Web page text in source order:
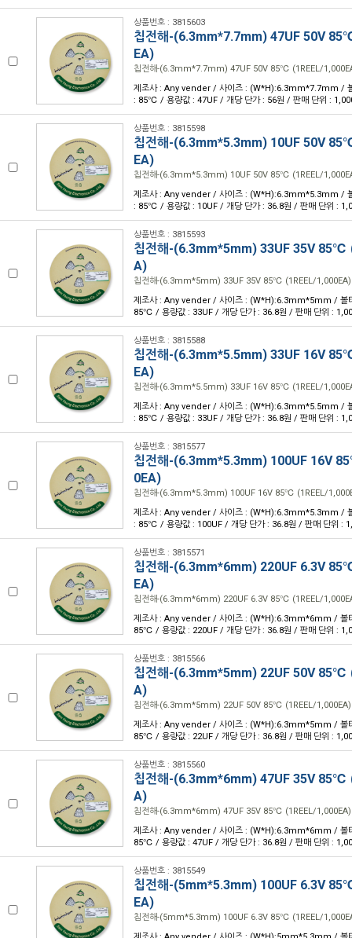
상품번호 : 3815603
칩전해-(6.3mm*7.7mm) 47UF 50V
EA)
칩전해-(6.3mm*7.7mm) 47UF 50V 85℃ (1REEL/
제조사 : Any vender / 사이즈 : (W*H):6.3mm*7.7mm /
: 85℃ / 용량값 : 47UF / 개당 단가 : 56원 / 판매 단위 :
상품번호 : 3815598
칩전해-(6.3mm*5.3mm) 10UF 50V
EA)
칩전해-(6.3mm*5.3mm) 10UF 50V 85℃ (1REEL/
제조사 : Any vender / 사이즈 : (W*H):6.3mm*5.3mm /
: 85℃ / 용량값 : 10UF / 개당 단가 : 36.8원 / 판매 단위 :
상품번호 : 3815593
칩전해-(6.3mm*5mm) 33UF 35V 85℃
A)
칩전해-(6.3mm*5mm) 33UF 35V 85℃ (1REEL/1,000EA)
제조사 : Any vender / 사이즈 : (W*H):6.3mm*5mm / 볼
85℃ / 용량값 : 33UF / 개당 단가 : 36.8원 / 판매 단위 :
상품번호 : 3815588
칩전해-(6.3mm*5.5mm) 33UF 16V
EA)
칩전해-(6.3mm*5.5mm) 33UF 16V 85℃ (1REEL/
제조사 : Any vender / 사이즈 : (W*H):6.3mm*5.5mm /
: 85℃ / 용량값 : 33UF / 개당 단가 : 36.8원 / 판매 단위 :
상품번호 : 3815577
칩전해-(6.3mm*5.3mm) 100UF 16V
0EA)
칩전해-(6.3mm*5.3mm) 100UF 16V 85℃ (1REEL/
제조사 : Any vender / 사이즈 : (W*H):6.3mm*5.3mm /
: 85℃ / 용량값 : 100UF / 개당 단가 : 36.8원 / 판매 단위 :
상품번호 : 3815571
칩전해-(6.3mm*6mm) 220UF 6.3V
EA)
칩전해-(6.3mm*6mm) 220UF 6.3V 85℃ (1REEL/
제조사 : Any vender / 사이즈 : (W*H):6.3mm*6mm / 볼
85℃ / 용량값 : 220UF / 개당 단가 : 36.8원 / 판매 단위 :
상품번호 : 3815566
칩전해-(6.3mm*5mm) 22UF 50V 85℃
A)
칩전해-(6.3mm*5mm) 22UF 50V 85℃ (1REEL/1,000EA)
제조사 : Any vender / 사이즈 : (W*H):6.3mm*5mm / 볼
85℃ / 용량값 : 22UF / 개당 단가 : 36.8원 / 판매 단위 :
상품번호 : 3815560
칩전해-(6.3mm*6mm) 47UF 35V 85℃
A)
칩전해-(6.3mm*6mm) 47UF 35V 85℃ (1REEL/1,000EA)
제조사 : Any vender / 사이즈 : (W*H):6.3mm*6mm / 볼
85℃ / 용량값 : 47UF / 개당 단가 : 36.8원 / 판매 단위 :
상품번호 : 3815549
칩전해-(5mm*5.3mm) 100UF 6.3V
EA)
칩전해-(5mm*5.3mm) 100UF 6.3V 85℃ (1REEL/